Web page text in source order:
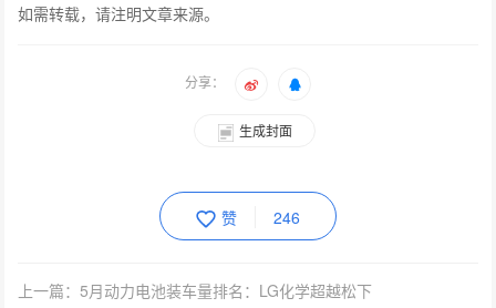
如需转载，请注明文章来源。
分享：
生成封面
赞 246
上一篇：5月动力电池装车量排名：LG化学超越松下